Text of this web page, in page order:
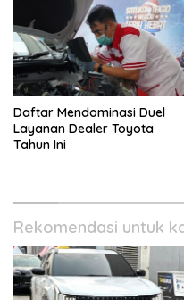
Daftar Mendominasi Duel
Layanan Dealer Toyota
Tahun Ini
Rekomendasi untuk